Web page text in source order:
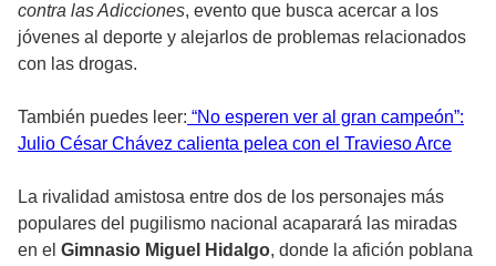
contra las Adicciones, evento que busca acercar a los
jóvenes al deporte y alejarlos de problemas relacionados
con las drogas.
También puedes leer: “No esperen ver al gran campeón”:
Julio César Chávez calienta pelea con el Travieso Arce
La rivalidad amistosa entre dos de los personajes más
populares del pugilismo nacional acaparará las miradas
en el Gimnasio Miguel Hidalgo, donde la afición poblana